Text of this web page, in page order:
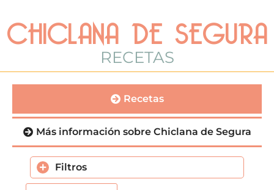
CHICLANA DE SEGURA
RECETAS
Recetas
Más información sobre Chiclana de Segura
Filtros